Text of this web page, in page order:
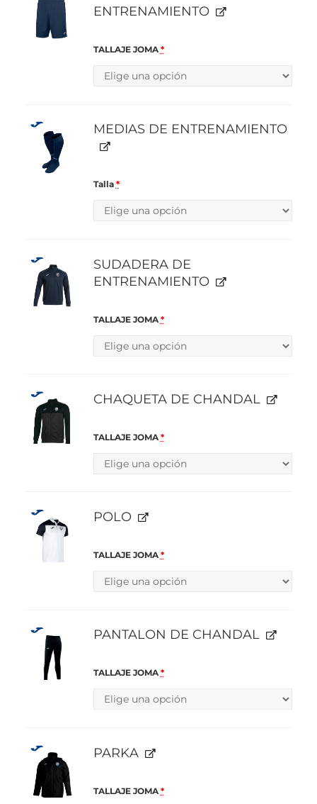
ENTRENAMIENTO
TALLAJE JOMA *
MEDIAS DE ENTRENAMIENTO
Talla *
SUDADERA DE
ENTRENAMIENTO
TALLAJE JOMA *
CHAQUETA DE CHANDAL
TALLAJE JOMA *
POLO
TALLAJE JOMA *
PANTALON DE CHANDAL
TALLAJE JOMA *
PARKA
TALLAJE JOMA *